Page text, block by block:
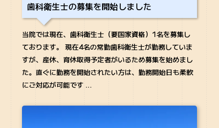
歯科衛生士の募集を開始しました
当院では現在、歯科衛生士（要国家資格）1名を募集し
ております。 現在4名の常勤歯科衛生士が勤務していま
すが、産休、育休取得予定者がいるため募集を始めまし
た。直ぐに勤務を開始されたい方は、勤務開始日も柔軟
にご対応が可能です …